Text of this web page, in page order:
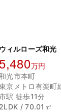
ウィルローズ和光
5,480万円
光市本町
京メトロ有楽町
駅 徒歩11分
2LDK / 70.01㎡